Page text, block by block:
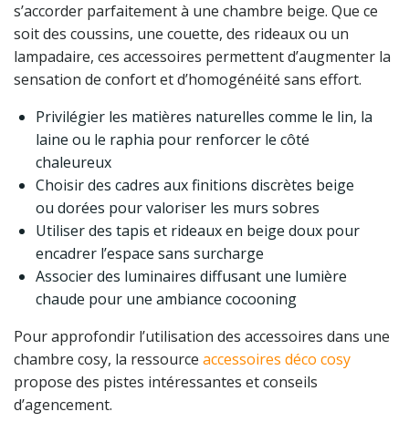
s’accorder parfaitement à une chambre beige. Que ce
soit des coussins, une couette, des rideaux ou un
lampadaire, ces accessoires permettent d’augmenter la
sensation de confort et d’homogénéité sans effort.
Privilégier les matières naturelles comme le lin, la
laine ou le raphia pour renforcer le côté
chaleureux
Choisir des cadres aux finitions discrètes beige
ou dorées pour valoriser les murs sobres
Utiliser des tapis et rideaux en beige doux pour
encadrer l’espace sans surcharge
Associer des luminaires diffusant une lumière
chaude pour une ambiance cocooning
Pour approfondir l’utilisation des accessoires dans une
chambre cosy, la ressource accessoires déco cosy
propose des pistes intéressantes et conseils
d’agencement.